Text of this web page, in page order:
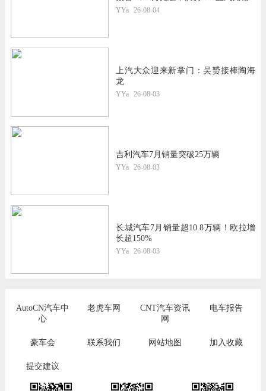
YYa 26-08-04
上汽大众迎来新掌门：吴赟接棒陶海
龙
YYa 26-08-03
吉利汽车7月销量突破25万辆
YYa 26-08-03
长城汽车7月销量超10.8万辆！欧拉增
长超150%
YYa 26-08-03
AutoCN汽车中
心
老虎车网
CNT汽车资讯
网
电车报告
豪车会 联系我们 网站地图 加入收藏
提交建议